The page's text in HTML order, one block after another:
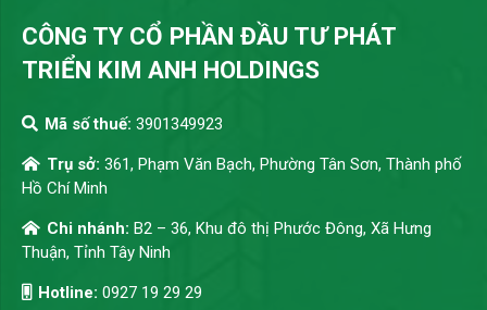
CÔNG TY CỔ PHẦN ĐẦU TƯ PHÁT
TRIỂN KIM ANH HOLDINGS
Mã số thuế: 3901349923
Trụ sở: 361, Phạm Văn Bạch, Phường Tân Sơn, Thành phố
Hồ Chí Minh
Chi nhánh: B2 – 36, Khu đô thị Phước Đông, Xã Hưng
Thuận, Tỉnh Tây Ninh
Hotline: 0927 19 29 29